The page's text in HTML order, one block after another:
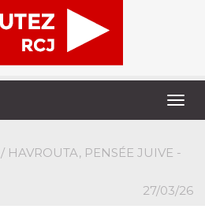
/ HAVROUTA, PENSÉE JUIVE -
27/03/26